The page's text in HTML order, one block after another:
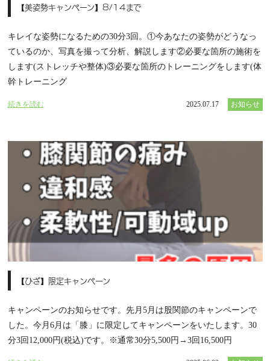
【美姿勢キャンペーン】8/14まで
キレイな姿勢になるための30分3回。①今あなたの姿勢がどうなっ
ているのか、写真を撮って分析、解説します②必要な箇所の施術を
します(ストレッチや整体)③必要な箇所のトレーニングをします(体
幹トレーニング
続きを読む 2025.07.17 お知らせ
【ひざ】限定キャンペーン
キャンペーンのお知らせです。先月5月は股関節のキャンペーンで
した。今月6月は「膝」に限定してキャンペーンをいたします。30
分3回12,000円(税込)です。※通常30分5,500円→3回16,500円